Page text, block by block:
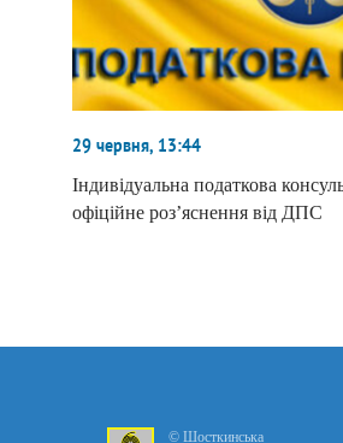
29 червня, 13:44
Індивідуальна податкова
офіційне роз’яснення від ДПС
© Шосткинська